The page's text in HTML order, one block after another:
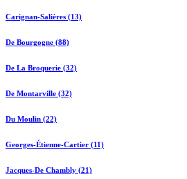
Carignan-Salières (13)
De Bourgogne (88)
De La Broquerie (32)
De Montarville (32)
Du Moulin (22)
Georges-Étienne-Cartier (11)
Jacques-De Chambly (21)